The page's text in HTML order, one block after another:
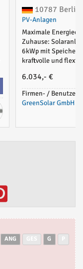
10787 Berlin
PV-Anlagen
Maximale
Zuhause:
6kWp mit Speicher
kraftvolle und
6.034,- €
Firmen- /
GreenSolar GmbH
ANG G